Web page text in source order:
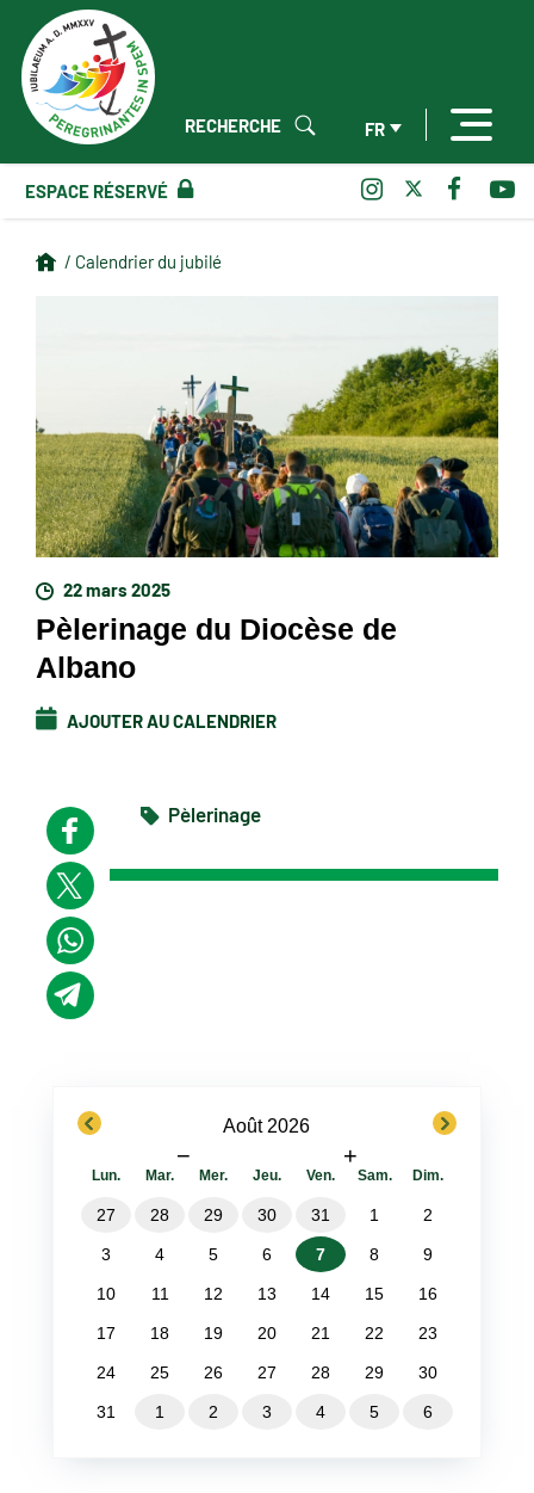
FR
RECHERCHE
ESPACE RÉSERVÉ
/ Calendrier du jubilé
22 mars 2025
Pèlerinage du Diocèse de
Albano
AJOUTER AU CALENDRIER
Pèlerinage
previous Août 2026
− +
next
Lun. Mar. Mer. Jeu. Ven. Sam. Dim.
27 28 29 30 31 1 2
3 4 5 6 7 8 9
10 11 12 13 14 15 16
17 18 19 20 21 22 23
24 25 26 27 28 29 30
31 1 2 3 4 5 6